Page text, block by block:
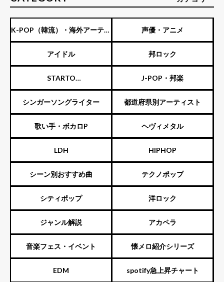
K-POP（韓流）・海外アーティ
スト
声優・アニメ
アイドル 邦ロック
STARTO
ENTERTAINMENT（旧ジャニ
ーズ）
J-POP・邦楽
シンガーソングライター 都道府県別アーティスト
歌い手・ボカロP ヘヴィメタル
LDH HIPHOP
シーン別おすすめ曲 テクノポップ
シティポップ 洋ロック
ジャンル解説 アカペラ
音楽フェス・イベント 懐メロ紹介シリーズ
EDM spotify急上昇チャート